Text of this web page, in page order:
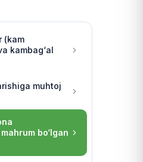
(kam
kambag‘al
muhtoj
bo‘lgan